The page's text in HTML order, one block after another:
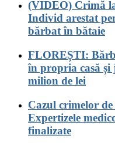
(VIDEO) Crimă
Individ arestat
bărbat în bătaie
FLOREȘTI:
în propria casă și
milion de lei
Cazul crimelor
Expertizele
finalizate